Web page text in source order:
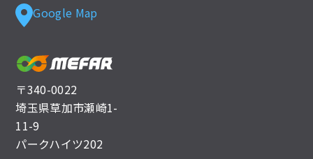
Google Map
〒340-0022
埼玉県草加市瀬崎1-
11-9
パークハイツ202